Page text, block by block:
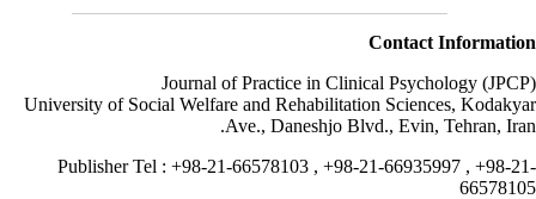
Contact
Journal of Practice in Clinical Psychology
University of Social Welfare and Rehabilitation Sciences,
Ave., Daneshjo Blvd., Evin, Tehran,
Publisher Tel : +98-21-66578103 , +98-21-66935997 , +98-